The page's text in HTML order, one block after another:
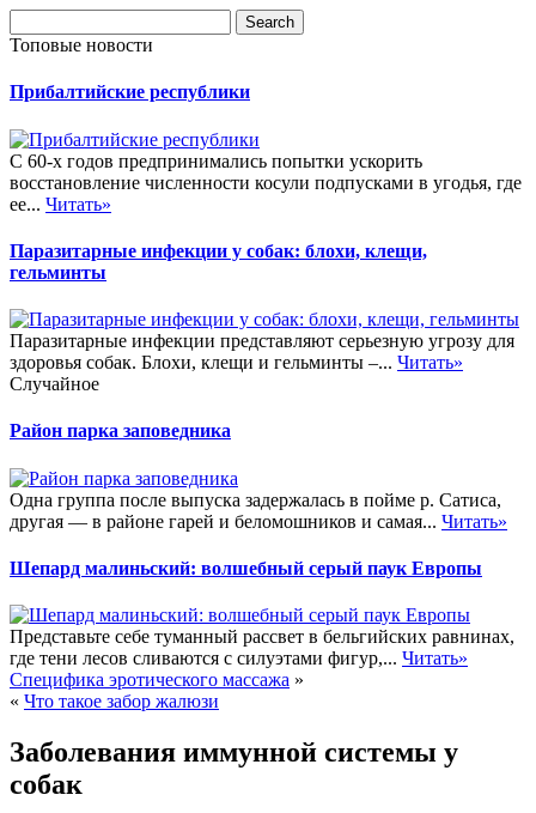
Топовые новости
Прибалтийские республики
С 60-х годов предпринимались попытки ускорить
восстановление численности косули подпусками в угодья, где
ее... Читать»
Паразитарные инфекции у собак: блохи, клещи,
гельминты
Паразитарные инфекции представляют серьезную угрозу для
здоровья собак. Блохи, клещи и гельминты –... Читать»
Случайное
Район парка заповедника
Одна группа после выпуска задержалась в пойме р. Сатиса,
другая — в районе гарей и беломошников и самая... Читать»
Шепард малиньский: волшебный серый паук Европы
Представьте себе туманный рассвет в бельгийских равнинах,
где тени лесов сливаются с силуэтами фигур,... Читать»
Специфика эротического массажа »
« Что такое забор жалюзи
Заболевания иммунной системы у
собак